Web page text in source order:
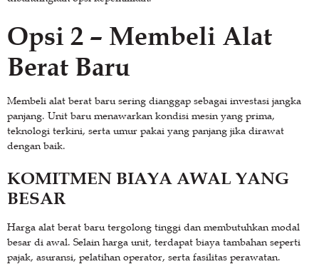
Opsi 2 – Membeli Alat
Berat Baru
Membeli alat berat baru sering dianggap sebagai investasi jangka
panjang. Unit baru menawarkan kondisi mesin yang prima,
teknologi terkini, serta umur pakai yang panjang jika dirawat
dengan baik.
KOMITMEN BIAYA AWAL YANG
BESAR
Harga alat berat baru tergolong tinggi dan membutuhkan modal
besar di awal. Selain harga unit, terdapat biaya tambahan seperti
pajak, asuransi, pelatihan operator, serta fasilitas perawatan.